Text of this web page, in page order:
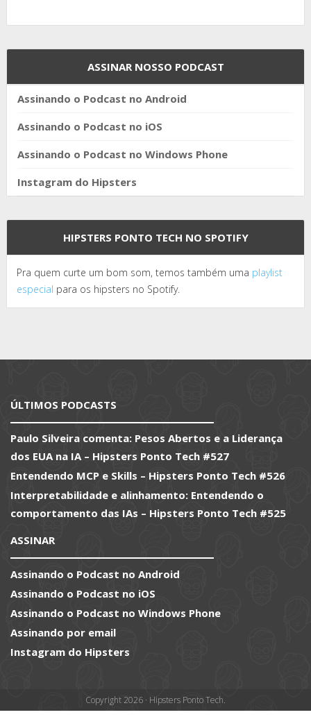
ASSINAR NOSSO PODCAST
Assinando o Podcast no Android
Assinando o Podcast no iOS
Assinando o Podcast no Windows Phone
Instagram do Hipsters
HIPSTERS PONTO TECH NO SPOTIFY
Pra quem curte um bom som, temos também uma playlist
especial para os hipsters no Spotify.
ÚLTIMOS PODCASTS
Paulo Silveira comenta: Pesos Abertos e a Liderança
dos EUA na IA – Hipsters Ponto Tech #527
Entendendo MCP e Skills – Hipsters Ponto Tech #526
Interpretabilidade e alinhamento: Entendendo o
comportamento das IAs – Hipsters Ponto Tech #525
ASSINAR
Assinando o Podcast no Android
Assinando o Podcast no iOS
Assinando o Podcast no Windows Phone
Assinando por email
Instagram do Hipsters
Copyright 2026 · Hipsters Ponto Tech.